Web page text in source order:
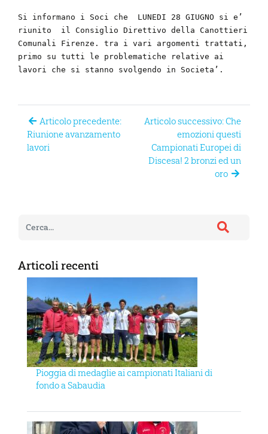
Si informano i Soci che LUNEDI 28 GIUGNO si e’
riunito il Consiglio Direttivo della Canottieri
Comunali Firenze. tra i vari argomenti trattati,
primo su tutti le problematiche relative ai
lavori che si stanno svolgendo in Societa’.
Articolo precedente:
Riunione avanzamento
lavori
Articolo successivo: Che
emozioni questi
Campionati Europei di
Discesa! 2 bronzi ed un
oro
Articoli recenti
Pioggia di medaglie ai campionati Italiani di
fondo a Sabaudia